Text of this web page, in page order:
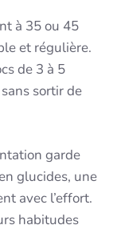
à 35 ou 45
et régulière.
de 3 à 5
sortir de
garde
glucides, une
avec l’effort.
habitudes